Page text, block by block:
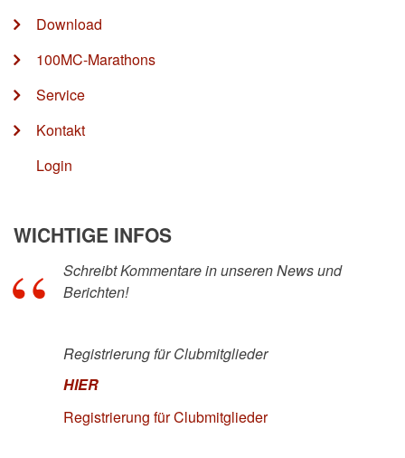
Download
100MC-Marathons
Service
Kontakt
Login
WICHTIGE INFOS
Schreibt Kommentare in unseren News und
Berichten!
Registrierung für Clubmitglieder
HIER
Registrierung für Clubmitglieder